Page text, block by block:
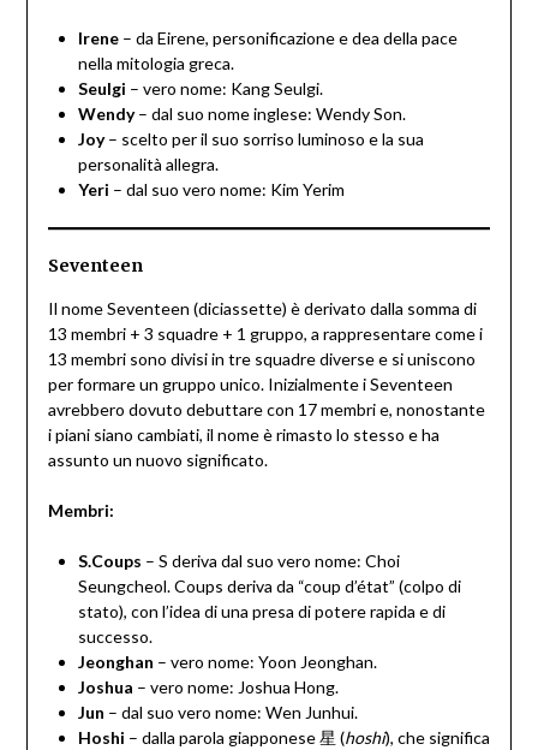
Irene– da Eirene, personificazione e dea della pace
nella mitologia greca.
Seulgi – vero nome: Kang Seulgi.
Wendy– dal suo nome inglese: Wendy Son.
Joy– scelto per il suo sorriso luminoso e la sua
personalità allegra.
Yeri – dal suo vero nome: Kim Yerim
Seventeen
Il nome Seventeen (diciassette) è derivato dalla somma di
13 membri + 3 squadre + 1 gruppo, a rappresentare come i
13 membri sono divisi in tre squadre diverse e si uniscono
per formare un gruppo unico. Inizialmente i Seventeen
avrebbero dovuto debuttare con 17 membri e, nonostante
i piani siano cambiati, il nome è rimasto lo stesso e ha
assunto un nuovo significato.
Membri:
S.Coups – S deriva dal suo vero nome: Choi
Seungcheol. Coups deriva da “coup d’état” (colpo di
stato), con l’idea di una presa di potere rapida e di
successo.
Jeonghan – vero nome: Yoon Jeonghan.
Joshua – vero nome: Joshua Hong.
Jun – dal suo vero nome: Wen Junhui.
Hoshi – dalla parola giapponese 星 (hoshi), che significa